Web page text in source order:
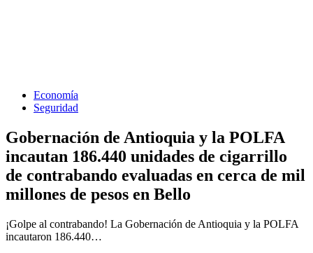
Economía
Seguridad
Gobernación de Antioquia y la POLFA
incautan 186.440 unidades de cigarrillo
de contrabando evaluadas en cerca de mil
millones de pesos en Bello
¡Golpe al contrabando! La Gobernación de Antioquia y la POLFA
incautaron 186.440…